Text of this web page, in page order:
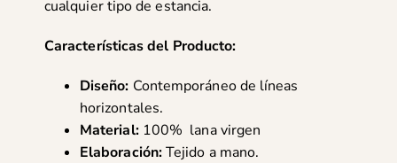
cualquier tipo de estancia.
Características del Producto:
Diseño: Contemporáneo de líneas
horizontales.
Material:100% lana virgen
Elaboración:Tejido a mano.